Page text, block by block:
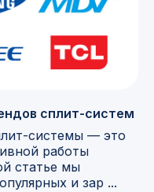
сплит-систем
системы — это
работы
статье мы
и зар ...